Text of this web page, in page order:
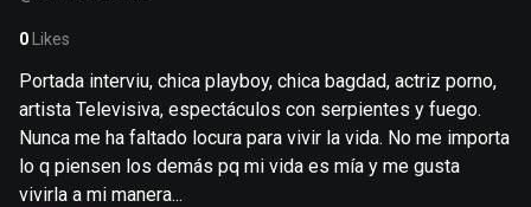
0 Likes
Portada interviu, chica playboy, chica bagdad, actriz porno,
artista Televisiva, espectáculos con serpientes y fuego.
Nunca me ha faltado locura para vivir la vida. No me importa
lo q piensen los demás pq mi vida es mía y me gusta
vivirla a mi manera...